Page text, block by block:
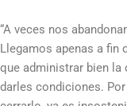
“A veces nos
Llegamos apenas a fin
que administrar bien la
darles condiciones.